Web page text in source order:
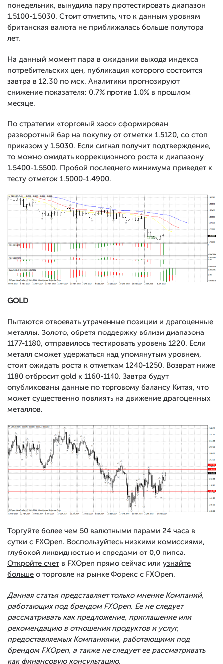
понедельник, вынудила пару протестировать диапазон
1.5100-1.5030. Стоит отметить, что к данным уровням
британская валюта не приближалась больше полутора
лет.
На данный момент пара в ожидании выхода индекса
потребительских цен, публикация которого состоится
завтра в 12.30 по мск. Аналитики прогнозируют
снижение показателя: 0.7% против 1.0% в прошлом
месяце.
По стратегии «торговый хаос» сформирован
разворотный бар на покупку от отметки 1.5120, со стоп
приказом у 1.5030. Если сигнал получит подтверждение,
то можно ожидать коррекционного роста к диапазону
1.5400-1.5500. Пробой последнего минимума приведет к
тесту отметок 1.5000-1.4900.
GOLD
Пытаются отвоевать утраченные позиции и драгоценные
металлы. Золото, обретя поддержку вблизи диапазона
1177-1180, отправилось тестировать уровень 1220. Если
металл сможет удержаться над упомянутым уровнем,
стоит ожидать роста к отметкам 1240-1250. Возврат ниже
1180 отбросит gold к 1160-1140. Завтра будут
опубликованы данные по торговому балансу Китая, что
может существенно повлиять на движение драгоценных
металлов.
Торгуйте более чем 50 валютными парами 24 часа в
сутки с FXOpen. Воспользуйтесь низкими комиссиями,
глубокой ликвидностью и спредами от 0,0 пипса.
Откройте счет в FXOpen прямо сейчас или узнайте
больше о торговле на рынке Форекс с FXOpen.
Данная статья представляет только мнение Компаний,
работающих под брендом FXOpen. Ее не следует
рассматривать как предложение, приглашение или
рекомендацию в отношении продуктов и услуг,
предоставляемых Компаниями, работающими под
брендом FXOpen, а также не следует ее рассматривать
как финансовую консультацию.